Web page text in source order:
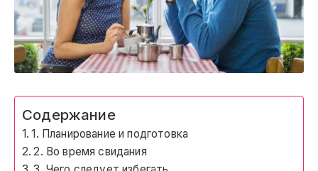
Содержание
1. Планирование и подготовка
2. Во время свидания